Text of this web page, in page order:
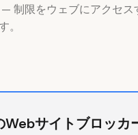
制限をウェブにアクセ
。
サイトブロッカ